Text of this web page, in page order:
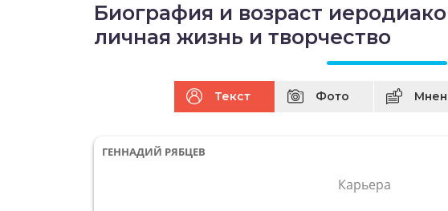
Биография и возраст
личная жизнь и творчество
Текст Фото
ГЕННАДИЙ РЯБЦЕВ
Карьера